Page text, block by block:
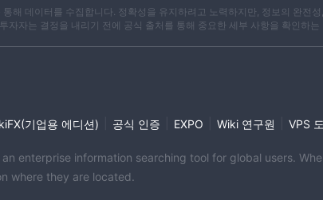
해 데이터를 수집합니다. 정확성을 유지하려고 노력하지만, 정보의 완전
자자는 결정을 내리기 전에 공식 출처를 통해 중요한 세부 사항을 확인하는
기업용 에디션) 공식 인증 EXPO Wiki 연구원 VPS
enterprise information searching tool for global users.
where they are located.